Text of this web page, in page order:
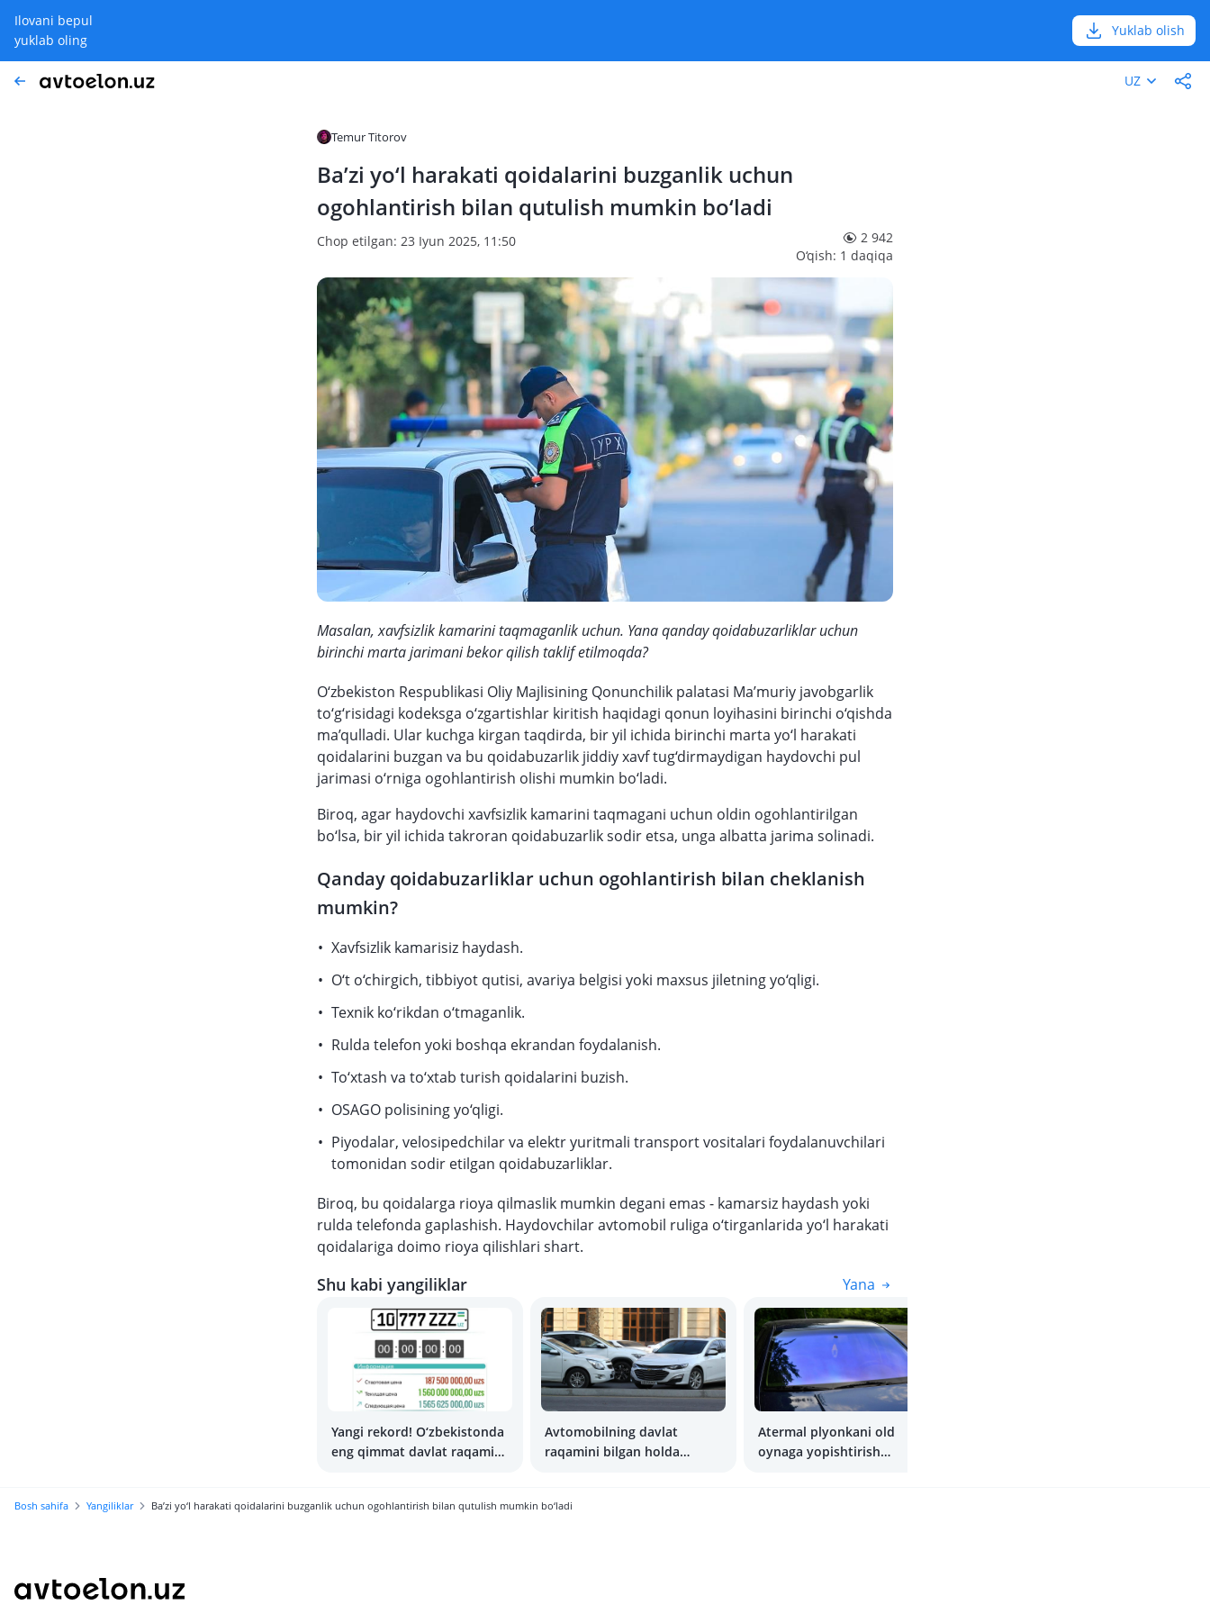
Ilovani bepul
yuklab oling
Yuklab olish
UZ
Temur Titorov
Ba’zi yo‘l harakati qoidalarini buzganlik uchun
ogohlantirish bilan qutulish mumkin bo‘ladi
Chop etilgan: 23 Iyun 2025, 11:50
2 942
O‘qish: 1 daqiqa
Masalan, xavfsizlik kamarini taqmaganlik uchun. Yana qanday qoidabuzarliklar uchun
birinchi marta jarimani bekor qilish taklif etilmoqda?
O‘zbekiston Respublikasi Oliy Majlisining Qonunchilik palatasi Ma’muriy javobgarlik
to‘g‘risidagi kodeksga o‘zgartishlar kiritish haqidagi qonun loyihasini birinchi o‘qishda
ma’qulladi. Ular kuchga kirgan taqdirda, bir yil ichida birinchi marta yo‘l harakati
qoidalarini buzgan va bu qoidabuzarlik jiddiy xavf tug‘dirmaydigan haydovchi pul
jarimasi o‘rniga ogohlantirish olishi mumkin bo‘ladi.
Biroq, agar haydovchi xavfsizlik kamarini taqmagani uchun oldin ogohlantirilgan
bo‘lsa, bir yil ichida takroran qoidabuzarlik sodir etsa, unga albatta jarima solinadi.
Qanday qoidabuzarliklar uchun ogohlantirish bilan cheklanish
mumkin?
Xavfsizlik kamarisiz haydash.
O‘t o‘chirgich, tibbiyot qutisi, avariya belgisi yoki maxsus jiletning yo‘qligi.
Texnik ko‘rikdan o‘tmaganlik.
Rulda telefon yoki boshqa ekrandan foydalanish.
To‘xtash va to‘xtab turish qoidalarini buzish.
OSAGO polisining yo‘qligi.
Piyodalar, velosipedchilar va elektr yuritmali transport vositalari foydalanuvchilari
tomonidan sodir etilgan qoidabuzarliklar.
Biroq, bu qoidalarga rioya qilmaslik mumkin degani emas - kamarsiz haydash yoki
rulda telefonda gaplashish. Haydovchilar avtomobil ruliga o‘tirganlarida yo‘l harakati
qoidalariga doimo rioya qilishlari shart.
Shu kabi yangiliklar Yana
Yangi rekord! O‘zbekistonda
eng qimmat davlat raqami
Avtomobilning davlat
raqamini bilgan holda
Atermal plyonkani old
oynaga yopishtirish
Bosh sahifa Yangiliklar Ba’zi yo‘l harakati qoidalarini buzganlik uchun ogohlantirish bilan qutulish mumkin bo‘ladi